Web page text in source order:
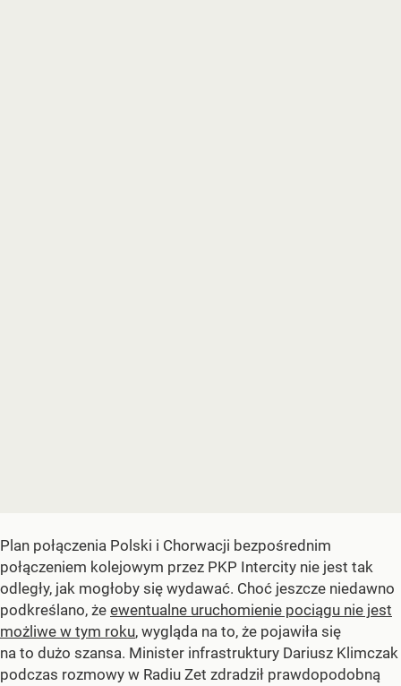
Plan połączenia Polski i Chorwacji bezpośrednim
połączeniem kolejowym przez PKP Intercity nie jest tak
odległy, jak mogłoby się wydawać. Choć jeszcze niedawno
podkreślano, że ewentualne uruchomienie pociągu nie jest
możliwe w tym roku, wygląda na to, że pojawiła się
na to dużo szansa. Minister infrastruktury Dariusz Klimczak
podczas rozmowy w Radiu Zet zdradził prawdopodobną